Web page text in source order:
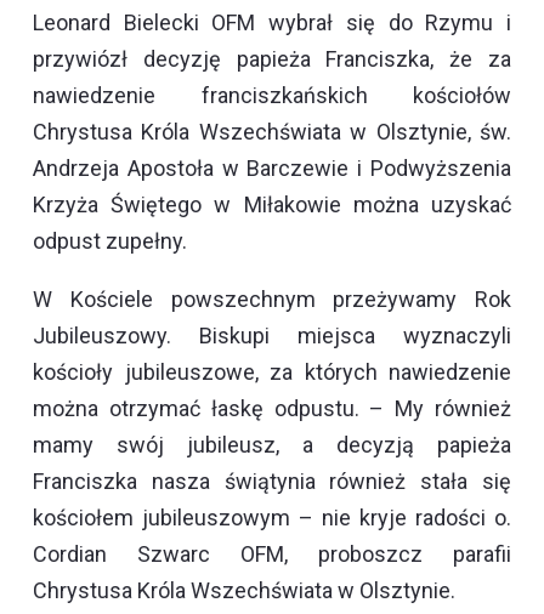
Leonard Bielecki OFM wybrał się do Rzymu i
przywiózł decyzję papieża Franciszka, że za
nawiedzenie franciszkańskich kościołów
Chrystusa Króla Wszechświata w Olsztynie, św.
Andrzeja Apostoła w Barczewie i Podwyższenia
Krzyża Świętego w Miłakowie można uzyskać
odpust zupełny.
W Kościele powszechnym przeżywamy Rok
Jubileuszowy. Biskupi miejsca wyznaczyli
kościoły jubileuszowe, za których nawiedzenie
można otrzymać łaskę odpustu. – My również
mamy swój jubileusz, a decyzją papieża
Franciszka nasza świątynia również stała się
kościołem jubileuszowym – nie kryje radości o.
Cordian Szwarc OFM, proboszcz parafii
Chrystusa Króla Wszechświata w Olsztynie.